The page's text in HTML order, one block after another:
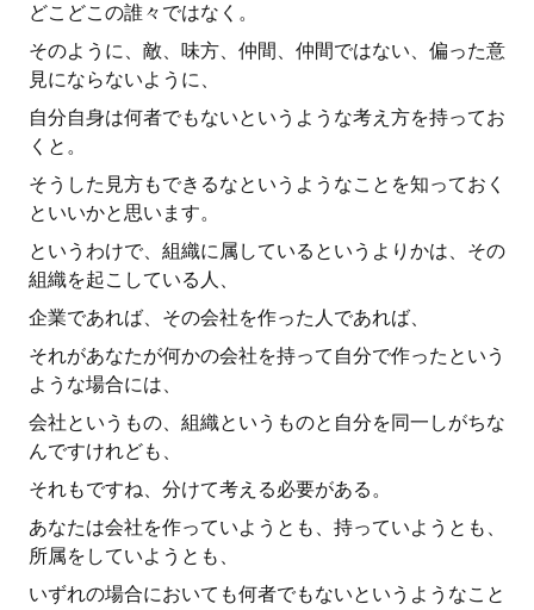
どこどこの誰々ではなく。
そのように、敵、味方、仲間、仲間ではない、偏った意
見にならないように、
自分自身は何者でもないというような考え方を持ってお
くと。
そうした見方もできるなというようなことを知っておく
といいかと思います。
というわけで、組織に属しているというよりかは、その
組織を起こしている人、
企業であれば、その会社を作った人であれば、
それがあなたが何かの会社を持って自分で作ったという
ような場合には、
会社というもの、組織というものと自分を同一しがちな
んですけれども、
それもですね、分けて考える必要がある。
あなたは会社を作っていようとも、持っていようとも、
所属をしていようとも、
いずれの場合においても何者でもないというようなこと